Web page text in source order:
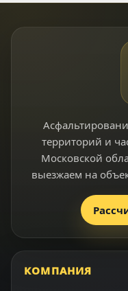
территорий и
Московской
выезжаем на
КОМПАНИЯ